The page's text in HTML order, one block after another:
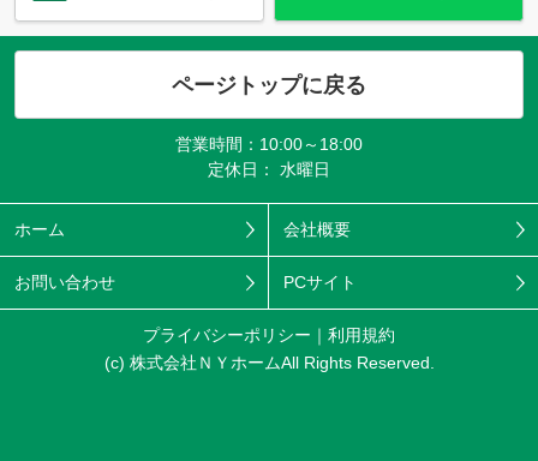
ページトップに戻る
営業時間：10:00～18:00
定休日： 水曜日
ホーム 会社概要
お問い合わせ PCサイト
プライバシーポリシー
利用規約
(c) 株式会社ＮＹホームAll Rights Reserved.